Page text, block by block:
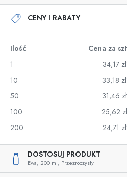
CENY I RABATY
Ilość Cena za
1
34,17 zł
10
33,18 zł
50
31,46 zł
100
25,62 zł
200
24,71 zł
DOSTOSUJ PRODUKT
Ewa, 200 ml, Przezroczysty